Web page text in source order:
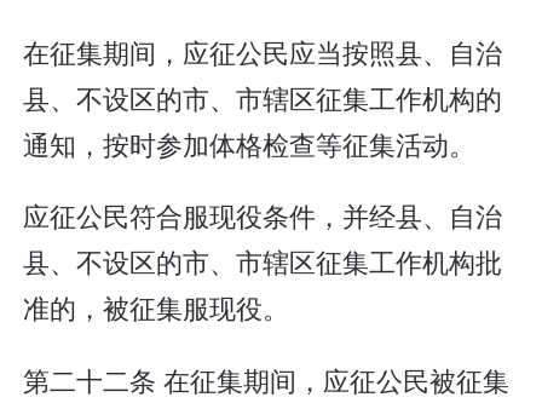
在征集期间，应征公民应当按照县、自治
县、不设区的市、市辖区征集工作机构的
通知，按时参加体格检查等征集活动。
应征公民符合服现役条件，并经县、自治
县、不设区的市、市辖区征集工作机构批
准的，被征集服现役。
第二十二条 在征集期间，应征公民被征集